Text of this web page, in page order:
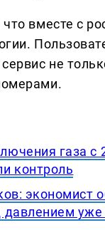
вместе с
не
газа с
контроль
экономист
давлением уже